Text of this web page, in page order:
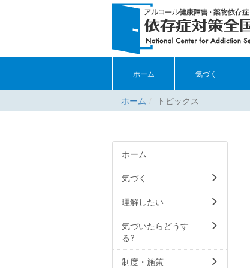
ホーム 気づく
ホーム トピックス
ホーム
気づく
理解したい
気づいたらどうす
る?
制度・施策